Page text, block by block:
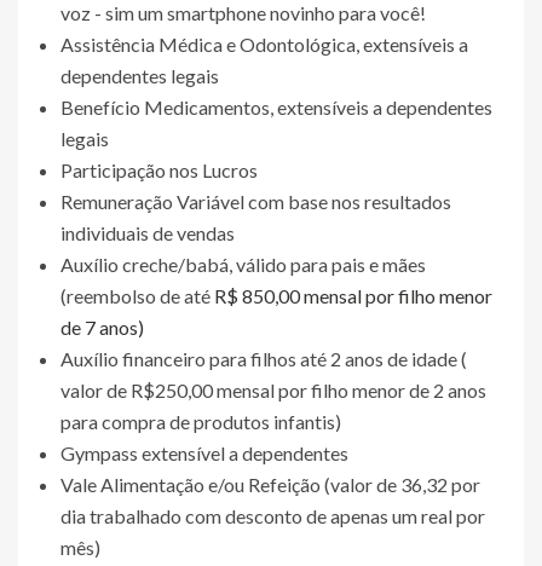
voz - sim um smartphone novinho para você!
Assistência Médica e Odontológica, extensíveis a
dependentes legais
Benefício Medicamentos, extensíveis a dependentes
legais
Participação nos Lucros
Remuneração Variável com base nos resultados
individuais de vendas
Auxílio creche/babá, válido para pais e mães
(reembolso de até R$ 850,00 mensal por filho menor
de 7 anos)
Auxílio financeiro para filhos até 2 anos de idade (
valor de R$250,00 mensal por filho menor de 2 anos
para compra de produtos infantis)
Gympass extensível a dependentes
Vale Alimentação e/ou Refeição (valor de 36,32 por
dia trabalhado com desconto de apenas um real por
mês)